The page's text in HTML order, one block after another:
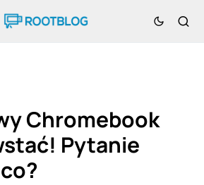
Chromebook
Pytanie